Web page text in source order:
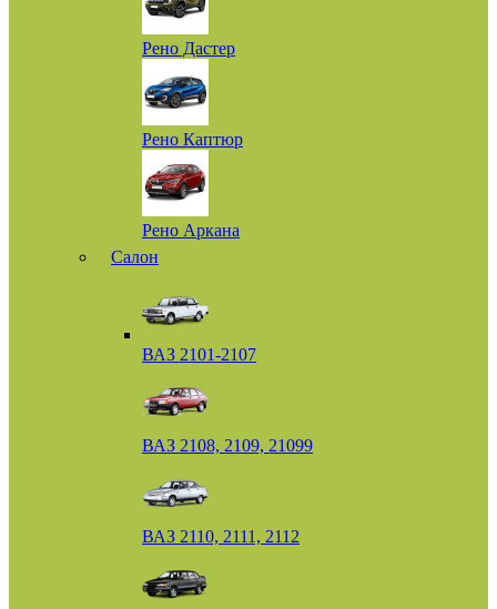
Рено Дастер
Рено Каптюр
Рено Аркана
Салон
ВАЗ 2101-2107
ВАЗ 2108, 2109, 21099
ВАЗ 2110, 2111, 2112